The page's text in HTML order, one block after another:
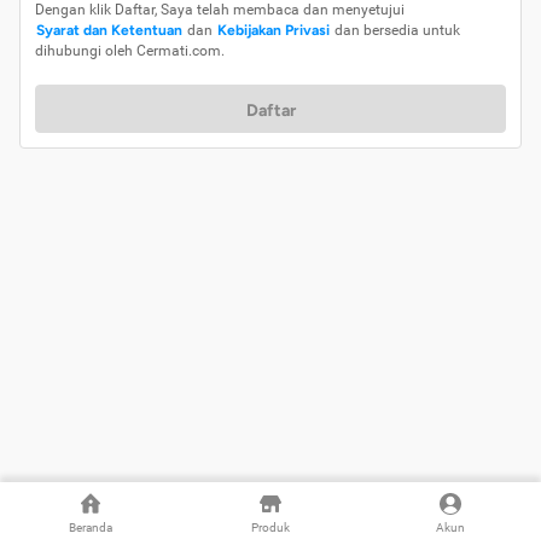
Beranda Produk Akun
Dengan klik Daftar, Saya telah membaca dan menyetujui
Syarat dan Ketentuan dan Kebijakan Privasi dan bersedia untuk
dihubungi oleh Cermati.com.
Daftar